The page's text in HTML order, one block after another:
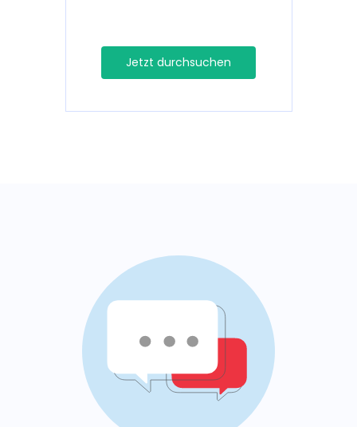
Jetzt durchsuchen